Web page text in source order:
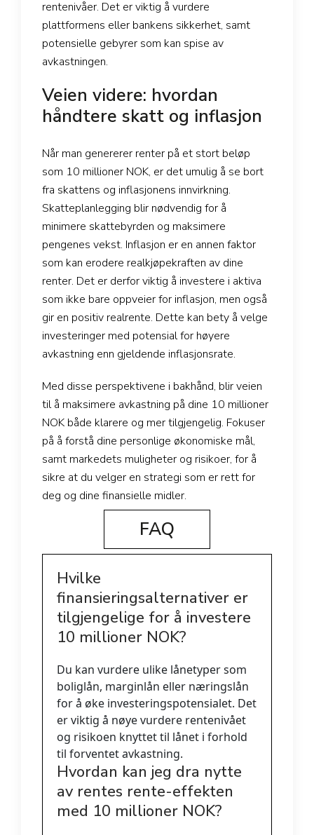
rentenivåer. Det er viktig å vurdere
plattformens eller bankens sikkerhet, samt
potensielle gebyrer som kan spise av
avkastningen.
Veien videre: hvordan
håndtere skatt og inflasjon
Når man genererer renter på et stort beløp
som 10 millioner NOK, er det umulig å se bort
fra skattens og inflasjonens innvirkning.
Skatteplanlegging blir nødvendig for å
minimere skattebyrden og maksimere
pengenes vekst. Inflasjon er en annen faktor
som kan erodere realkjøpekraften av dine
renter. Det er derfor viktig å investere i aktiva
som ikke bare oppveier for inflasjon, men også
gir en positiv realrente. Dette kan bety å velge
investeringer med potensial for høyere
avkastning enn gjeldende inflasjonsrate.
Med disse perspektivene i bakhånd, blir veien
til å maksimere avkastning på dine 10 millioner
NOK både klarere og mer tilgjengelig. Fokuser
på å forstå dine personlige økonomiske mål,
samt markedets muligheter og risikoer, for å
sikre at du velger en strategi som er rett for
deg og dine finansielle midler.
FAQ
Hvilke
finansieringsalternativer er
tilgjengelige for å investere
10 millioner NOK?
Du kan vurdere ulike lånetyper som
boliglån, marginlån eller næringslån
for å øke investeringspotensialet. Det
er viktig å nøye vurdere rentenivået
og risikoen knyttet til lånet i forhold
til forventet avkastning.
Hvordan kan jeg dra nytte
av rentes rente-effekten
med 10 millioner NOK?